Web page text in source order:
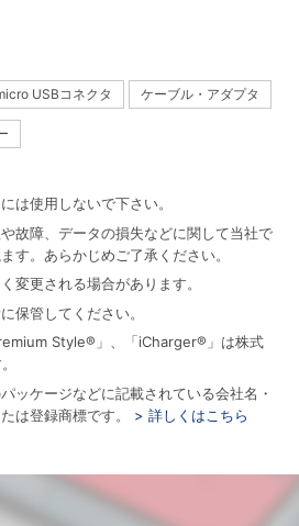
USBコネクタ ケーブル・アダプタ
は使用しないで下さい。
故障、データの損失などに関して当社で
す。あらかじめご了承ください。
変更される場合があります。
保管してください。
Style®」、「iCharger®」は株式
ッケージなどに記載されている会社名・
は登録商標です。
> 詳しくはこちら